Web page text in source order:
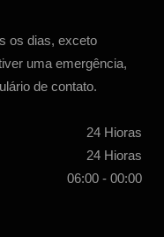
os dias, exceto
uma emergência,
de contato.
24 Hioras
24 Hioras
06:00 - 00:00